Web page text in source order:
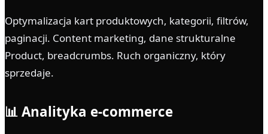
Optymalizacja kart produktowych, kategorii, filtrów,
paginacji. Content marketing, dane strukturalne
Product, breadcrumbs. Ruch organiczny, który
sprzedaje.
📊 Analityka e-commerce